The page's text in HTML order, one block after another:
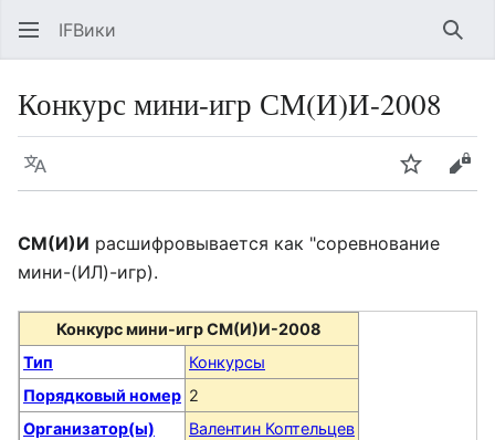
IFВики
Конкурс мини-игр СМ(И)И-2008
Язык Следить
СМ(И)И расшифровывается как "соревнование
мини-(ИЛ)-игр).
Конкурс мини-игр СМ(И)И-2008
Тип
Конкурсы
Порядковый номер 2
Организатор(ы)
Валентин Коптельцев